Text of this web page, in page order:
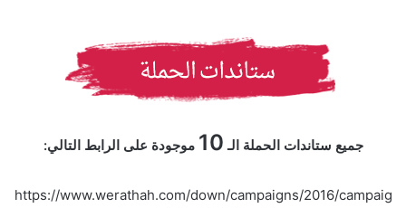
جميع ستاندات الحملة الـ 10 موجودة على الرابط التالي:
https://www.werathah.com/down/campaigns/2016/campaig